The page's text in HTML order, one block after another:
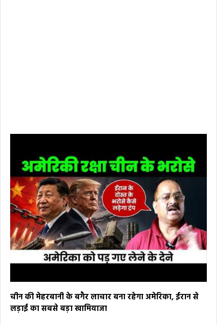
चीन की मेहरबानी के बगैर लाचार बना रहेगा अमेरिका, ईरान से
लड़ाई का सबसे बड़ा खामियाजा